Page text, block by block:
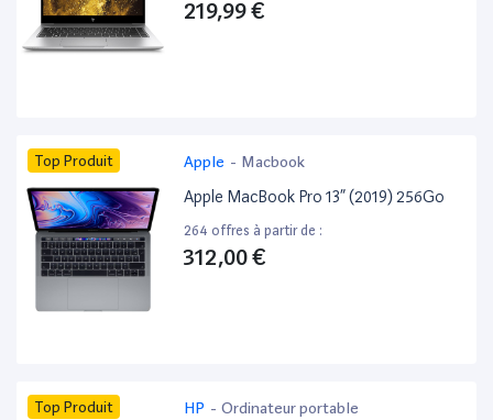
219,99 €
Top Produit Apple - Macbook
Apple MacBook Pro 13” (2019) 256Go
264 offres à partir de :
312,00 €
Top Produit HP - Ordinateur portable